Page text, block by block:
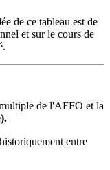
de ce tableau est de
et sur le cours de
de l'AFFO et la
entre